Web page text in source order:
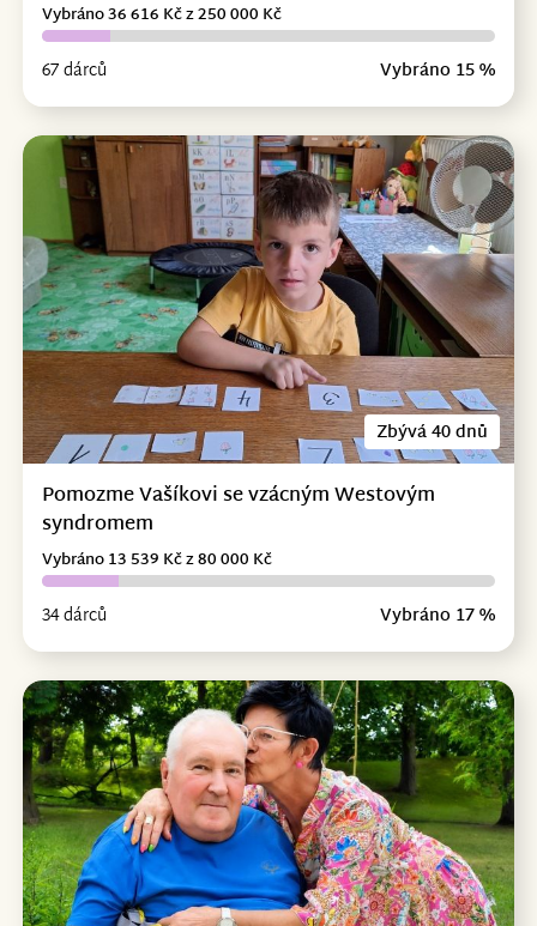
67 dárců Vybráno 15 %
Vybráno 36 616 Kč z 250 000 Kč
Zbývá 40 dnů
Pomozme Vašíkovi se vzácným Westovým
syndromem
34 dárců Vybráno 17 %
Vybráno 13 539 Kč z 80 000 Kč